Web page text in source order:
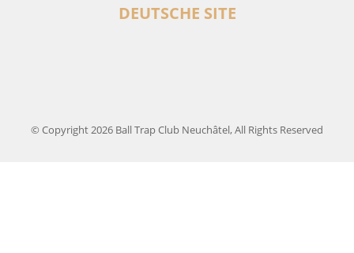
DEUTSCHE SITE
© Copyright 2026 Ball Trap Club Neuchâtel, All Rights Reserved